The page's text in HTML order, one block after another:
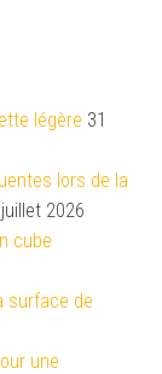
légère 31
lors de la
2026
cube
surface de
une